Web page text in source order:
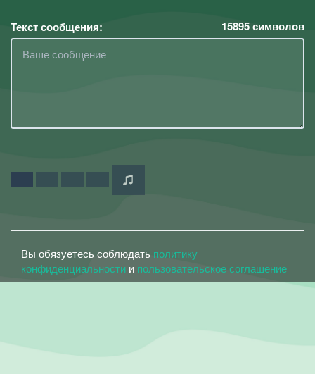
Текст сообщения: 15895символов
Вы обязуетесь соблюдать политику
конфиденциальности и пользовательское соглашение